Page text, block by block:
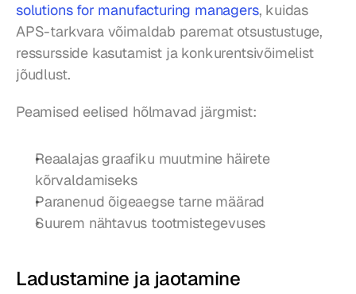
solutions for manufacturing managers, kuidas
APS-tarkvara võimaldab paremat otsustustuge,
ressursside kasutamist ja konkurentsivõimelist
jõudlust.
Peamised eelised hõlmavad järgmist:
Reaalajas graafiku muutmine häirete
kõrvaldamiseks
Paranenud õigeaegse tarne määrad
Suurem nähtavus tootmistegevuses
Ladustamine ja jaotamine